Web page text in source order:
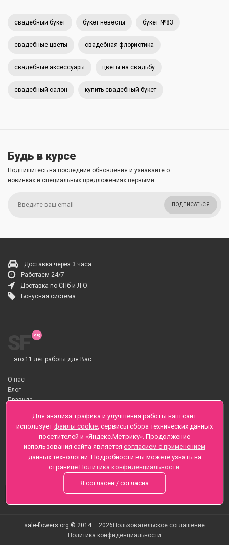
свадебный букет букет невесты букет №83
свадебные цветы свадебная флористика
свадебные аксессуары цветы на свадьбу
свадебный салон купить свадебный букет
Будь в курсе
Подпишитесь на последние обновления и узнавайте о
новинках и специальных предложениях первыми
ПОДПИСАТЬСЯ
Доставка через 3 часа
Работаем 24/7
Доставка по СПб и Л.О.
Бонусная система
— это 11 лет работы для Вас.
О нас
Блог
Правила
О Доставке цветов
Оплата
Телеграмм
Санкт-Петербург ул. Заозерная д.6 , Лиговский пр., 65
+7 (812) 425-01-16
Вопросы? Звоните круглосуточно, без выходных
sale-flowers.org © 2014 – 2026 Пользовательское соглашение
Политика конфиденциальности
Для анализа трафика и улучшения работы наш сайт
использует файлы cookie, сервисы сбора технических данных
посетителей и «Яндекс.Метрику». Продолжение
использования сайта является согласием с применением
данных технологий. Подробности вы можете узнать на
странице Политика конфиденциальности.
Я согласен / согласна